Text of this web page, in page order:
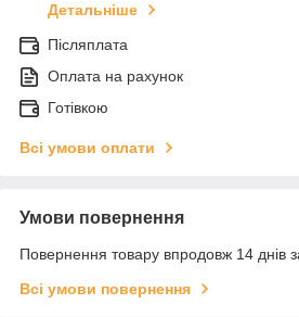
Детальніше
Післяплата
Оплата на рахунок
Готівкою
Всі умови оплати
Умови повернення
Повернення товару впродовж 14 днів
Всі умови повернення